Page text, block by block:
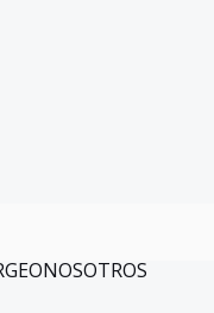
GEONOSOTROS